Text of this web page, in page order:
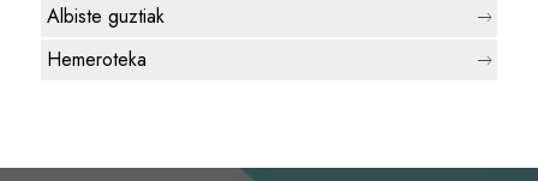
Albiste guztiak
Hemeroteka